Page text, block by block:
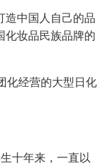
造中国人自己的品
化妆品民族品牌的
化经营的大型日化
十年来，一直以